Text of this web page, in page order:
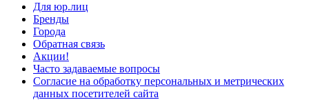
Для юр.лиц
Бренды
Города
Обратная связь
Акции!
Часто задаваемые вопросы
Согласие на обработку персональных и метрических
данных посетителей сайта